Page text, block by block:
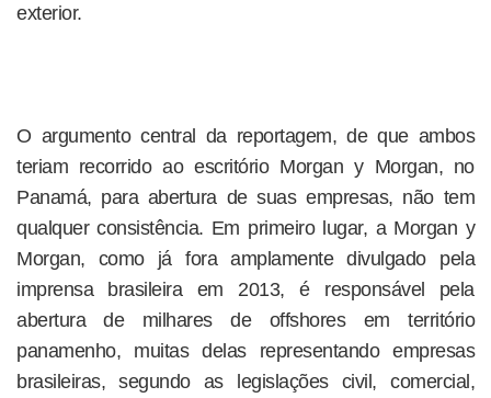
exterior.
O argumento central da reportagem, de que ambos
teriam recorrido ao escritório Morgan y Morgan, no
Panamá, para abertura de suas empresas, não tem
qualquer consistência. Em primeiro lugar, a Morgan y
Morgan, como já fora amplamente divulgado pela
imprensa brasileira em 2013, é responsável pela
abertura de milhares de offshores em território
panamenho, muitas delas representando empresas
brasileiras, segundo as legislações civil, comercial,